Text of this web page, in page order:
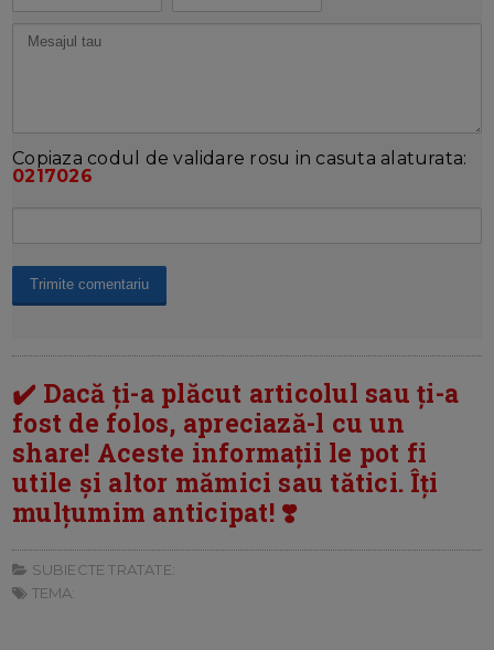
Copiaza codul de validare rosu in casuta alaturata:
0217026
✔️ Dacă ți-a plăcut articolul sau ți-a
fost de folos, apreciază-l cu un
share! Aceste informații le pot fi
utile și altor mămici sau tătici. Îți
mulțumim anticipat! ❣️
SUBIECTE TRATATE:
TEMA: